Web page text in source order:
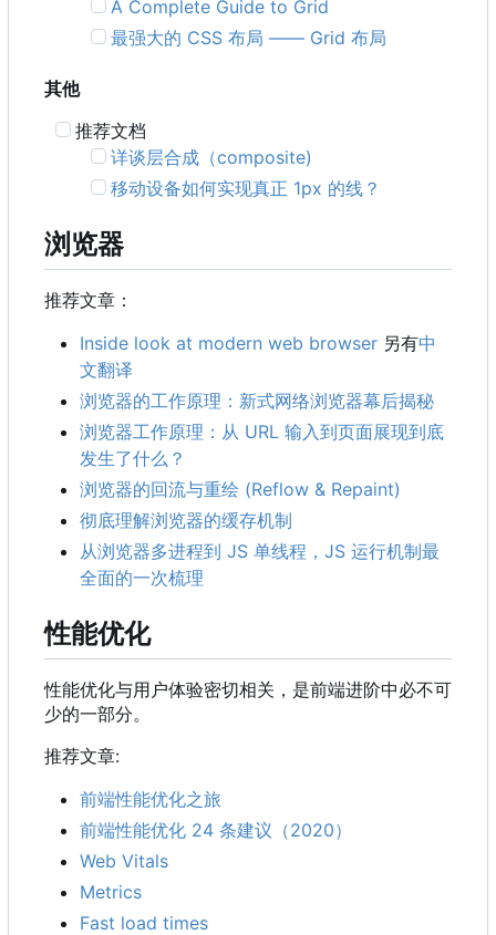
A Complete Guide to Grid
最强大的 CSS 布局 —— Grid 布局
其他
推荐文档
详谈层合成 （composite)
移动设备如何实现真正 1px 的线？
浏览器
推荐文章：
Inside look at modern web browser 另有中
文翻译
浏览器的工作原理：新式网络浏览器幕后揭秘
浏览器工作原理：从 URL 输入到页面展现到底
发生了什么？
浏览器的回流与重绘 (Reflow & Repaint)
彻底理解浏览器的缓存机制
从浏览器多进程到 JS 单线程 ， JS 运行机制最
全面的一次梳理
性能优化
性能优化与用户体验密切相关，是前端进阶中必不可
少的一部分。
推荐文章:
前端性能优化之旅
前端性能优化 24 条建议 （2020）
Web Vitals
Metrics
Fast load times